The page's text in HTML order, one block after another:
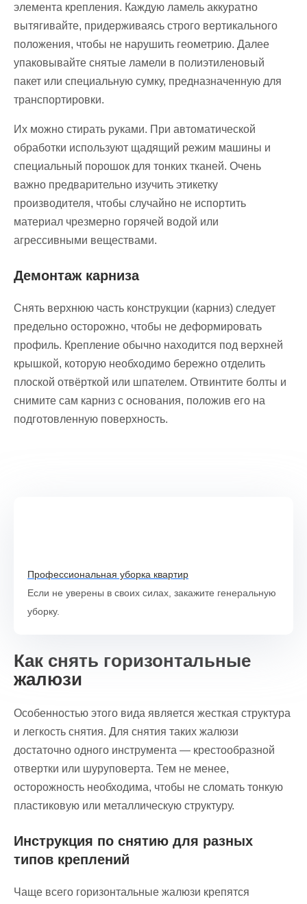
элемента крепления. Каждую ламель аккуратно
вытягивайте, придерживаясь строго вертикального
положения, чтобы не нарушить геометрию. Далее
упаковывайте снятые ламели в полиэтиленовый
пакет или специальную сумку, предназначенную для
транспортировки.
Их можно стирать руками. При автоматической
обработки используют щадящий режим машины и
специальный порошок для тонких тканей. Очень
важно предварительно изучить этикетку
производителя, чтобы случайно не испортить
материал чрезмерно горячей водой или
агрессивными веществами.
Демонтаж карниза
Снять верхнюю часть конструкции (карниз) следует
предельно осторожно, чтобы не деформировать
профиль. Крепление обычно находится под верхней
крышкой, которую необходимо бережно отделить
плоской отвёрткой или шпателем. Отвинтите болты и
снимите сам карниз с основания, положив его на
подготовленную поверхность.
Профессиональная уборка квартир
Если не уверены в своих силах, закажите генеральную
уборку.
Как снять горизонтальные
жалюзи
Особенностью этого вида является жесткая структура
и легкость снятия. Для снятия таких жалюзи
достаточно одного инструмента — крестообразной
отвертки или шуруповерта. Тем не менее,
осторожность необходима, чтобы не сломать тонкую
пластиковую или металлическую структуру.
Инструкция по снятию для разных
типов креплений
Чаще всего горизонтальные жалюзи крепятся